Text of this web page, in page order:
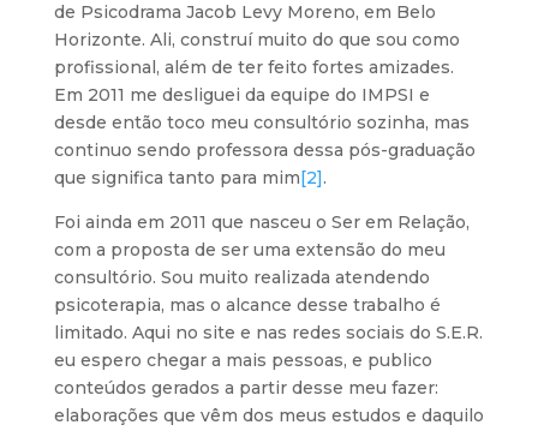
de Psicodrama Jacob Levy Moreno, em Belo
Horizonte. Ali, construí muito do que sou como
profissional, além de ter feito fortes amizades.
Em 2011 me desliguei da equipe do IMPSI e
desde então toco meu consultório sozinha, mas
continuo sendo professora dessa pós-graduação
que significa tanto para mim [2] .
Foi ainda em 2011 que nasceu o Ser em Relação,
com a proposta de ser uma extensão do meu
consultório. Sou muito realizada atendendo
psicoterapia, mas o alcance desse trabalho é
limitado. Aqui no site e nas redes sociais do S.E.R.
eu espero chegar a mais pessoas, e publico
conteúdos gerados a partir desse meu fazer:
elaborações que vêm dos meus estudos e daquilo